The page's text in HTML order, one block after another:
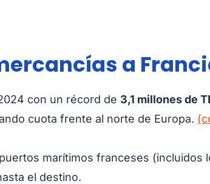
a
con un récord de 3,1 millones de
cuota frente al norte de Europa.
marítimos franceses (incluidos
el destino.